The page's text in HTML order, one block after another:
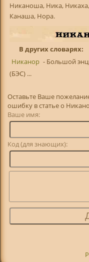
Никаноша, Ника,
Канаша, Нора.
В других словарях:
Никанор - Большой
(БЭС) ...
Оставьте Ваше
ошибку в статье о
Ваше имя:
Код (для знающих):